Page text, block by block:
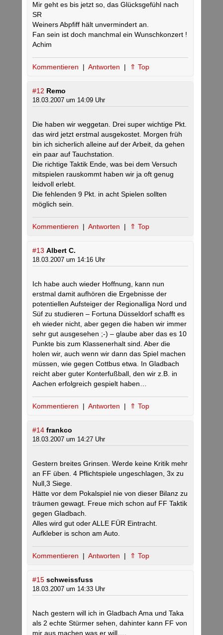
Mir geht es bis jetzt so, das Glücksgefühl nach
SR
Weiners Abpfiff hält unvermindert an.
Fan sein ist doch manchmal ein Wunschkonzert !
Achim
Kommentieren | Antworten | ⇑ Top
#12 Remo
18.03.2007 um 14:09 Uhr
Die haben wir weggetan. Drei super wichtige Pkt.
das wird jetzt erstmal ausgekostet. Morgen früh
bin ich sicherlich alleine auf der Arbeit, da gehen
ein paar auf Tauchstation.
Die richtige Taktik Ende, was bei dem Versuch
mitspielen rauskommt haben wir ja oft genug
leidvoll erlebt.
Die fehlenden 9 Pkt. in acht Spielen sollten
möglich sein.
Kommentieren | Antworten | ⇑ Top
#13 Albert C.
18.03.2007 um 14:16 Uhr
Ich habe auch wieder Hoffnung, kann nun
erstmal damit aufhören die Ergebnisse der
potentiellen Aufsteiger der Regionalliga Nord und
Süf zu studieren – Fortuna Düsseldorf schafft es
eh wieder nicht, aber gegen die haben wir immer
sehr gut ausgesehen ;-) – glaube aber das es 10
Punkte bis zum Klassenerhalt sind. Aber die
holen wir, auch wenn wir dann das Spiel machen
müssen, wie gegen Cottbus etwa. In Gladbach
reicht aber guter Konterfußball, den wir z.B. in
Aachen erfolgreich gespielt haben…
Kommentieren | Antworten | ⇑ Top
#14 frankco
18.03.2007 um 14:27 Uhr
Gestern breites Grinsen. Werde keine Kritik mehr
an FF üben. 4 Pflichtspiele ungeschlagen, 3x zu
Null,3 Siege.
Hätte vor dem Pokalspiel nie von dieser Bilanz zu
träumen gewagt. Freue mich schon auf FF Taktik
gegen Gladbach.
Alles wird gut oder ALLE FÜR Eintracht.
Aufkleber is schon am Auto.
Kommentieren | Antworten | ⇑ Top
#15 schweissfuss
18.03.2007 um 14:33 Uhr
Nach gestern will ich in Gladbach Ama und Taka
als 2 echte Stürmer sehen, dahinter kann FF von
mir aus machen was er will….